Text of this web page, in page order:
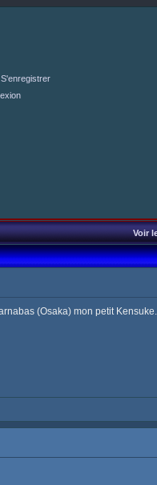
S'enregistrer
Voir
(Osaka) mon petit